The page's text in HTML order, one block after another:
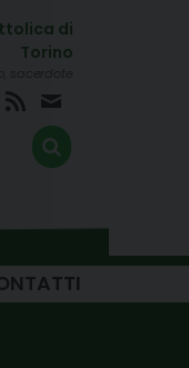
RSS
FEED
Newsletter